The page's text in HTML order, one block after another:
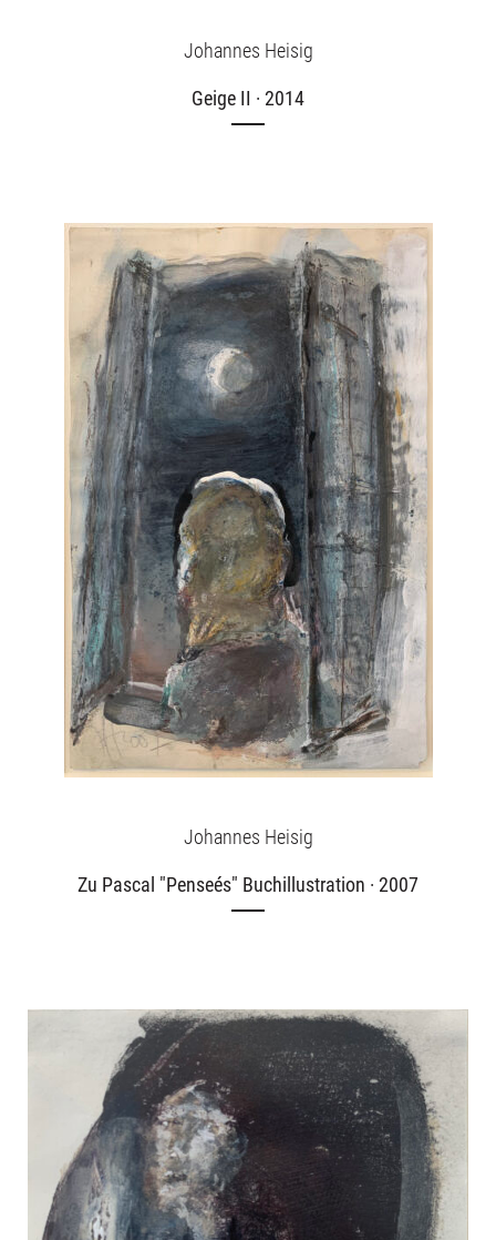
Johannes Heisig
Geige II · 2014
Johannes Heisig
Zu Pascal "Penseés" Buchillustration · 2007